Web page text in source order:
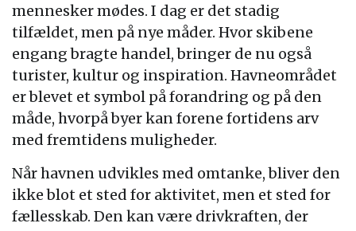
mennesker mødes. I dag er det stadig
tilfældet, men på nye måder. Hvor skibene
engang bragte handel, bringer de nu også
turister, kultur og inspiration. Havneområdet
er blevet et symbol på forandring og på den
måde, hvorpå byer kan forene fortidens arv
med fremtidens muligheder.
Når havnen udvikles med omtanke, bliver den
ikke blot et sted for aktivitet, men et sted for
fællesskab. Den kan være drivkraften, der